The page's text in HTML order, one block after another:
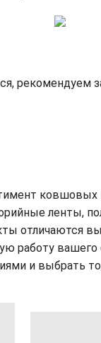
рекомендуем
ковшовых
ленты,
отличаются
работу вашего
и выбрать